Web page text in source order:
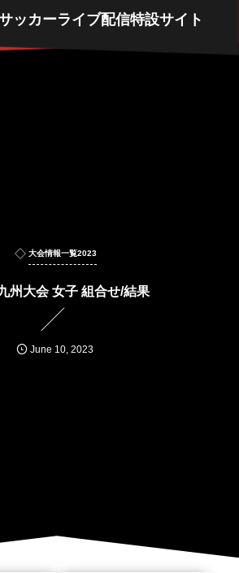
ッカーライブ配信特設サイト
大会情報一覧2023
州大会 女子 組合せ/結果
June 10 ,2023